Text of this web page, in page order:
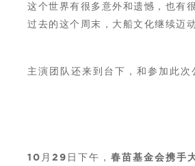
这个世界有很多意外和遗憾，也有
过去的这个周末，大船文化继续迈
主演团队还来到台下，和参加此次
10月29日下午，春苗基金会携手